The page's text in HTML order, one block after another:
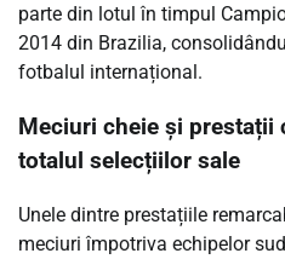
parte din lotul în timpul
2014 din Brazilia,
fotbalul internațional.
Meciuri cheie și prestații
totalul selecțiilor sale
Unele dintre prestațiile
meciuri împotriva echipelor